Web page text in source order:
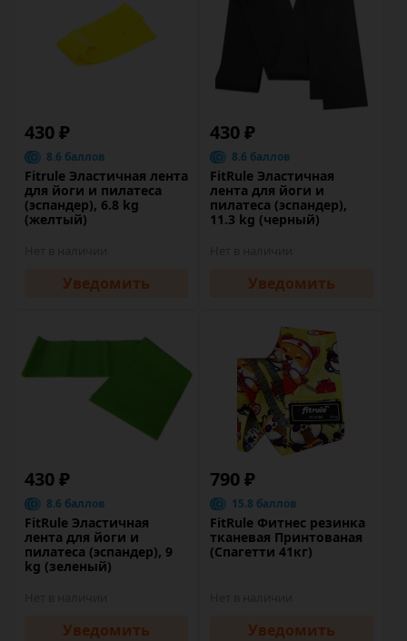
430 ₽
8.6 баллов
Fitrule Эластичная лента
для йоги и пилатеса
(эспандер), 6.8 kg
(желтый)
Уведомить
430 ₽
8.6 баллов
FitRule Эластичная
лента для йоги и
пилатеса (эспандер),
11.3 kg (черный)
Уведомить
430 ₽
8.6 баллов
FitRule Эластичная
лента для йоги и
пилатеса (эспандер), 9
kg (зеленый)
Уведомить
790 ₽
15.8 баллов
FitRule Фитнес резинка
тканевая Принтованая
(Спагетти 41кг)
Уведомить